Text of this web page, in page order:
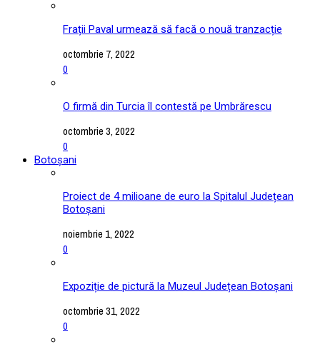
Frații Paval urmează să facă o nouă tranzacție
octombrie 7, 2022
0
O firmă din Turcia îl contestă pe Umbrărescu
octombrie 3, 2022
0
Botoșani
Proiect de 4 milioane de euro la Spitalul Județean
Botoșani
noiembrie 1, 2022
0
Expoziție de pictură la Muzeul Județean Botoșani
octombrie 31, 2022
0